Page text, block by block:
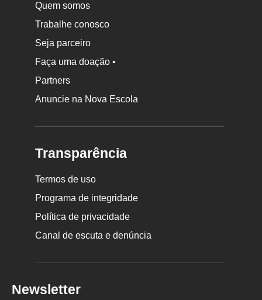
Quem somos
Trabalhe conosco
Seja parceiro
Faça uma doação •
Partners
Anuncie na Nova Escola
Transparência
Termos de uso
Programa de integridade
Política de privacidade
Canal de escuta e denúncia
Newsletter